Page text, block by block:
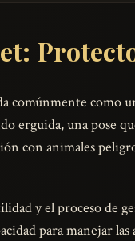
comúnmente como
erguida, una pose
con animales
y el proceso de
para manejar